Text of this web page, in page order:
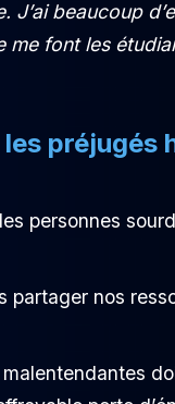
beaucoup
me font les
préjugés
personnes
nos